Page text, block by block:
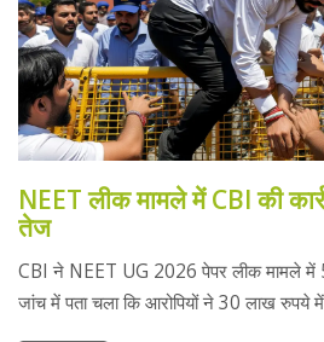
NEET लीक मामले में CBI की
तेज
CBI ने NEET UG 2026 पेपर लीक मामले में 5
जांच में पता चला कि आरोपियों ने 30 लाख रुपये